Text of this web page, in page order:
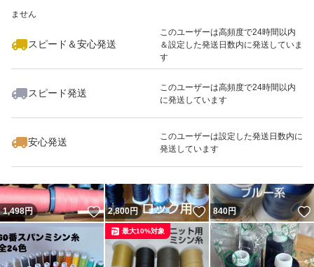
ません
スピード＆安心発送
このユーザーは高頻度で24時間以内
＆設定した発送日数内に発送していま
す
スピード発送
このユーザーは高頻度で24時間以内
に発送しています
安心発送
このユーザーは設定した発送日数内に
発送しています
いいね！
1,200
1,498円 いいね！
2,800円 いいね！
840円
最大10%対象